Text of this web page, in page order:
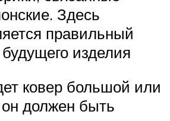
Здесь
правильный
изделия
ковер большой или
должен быть